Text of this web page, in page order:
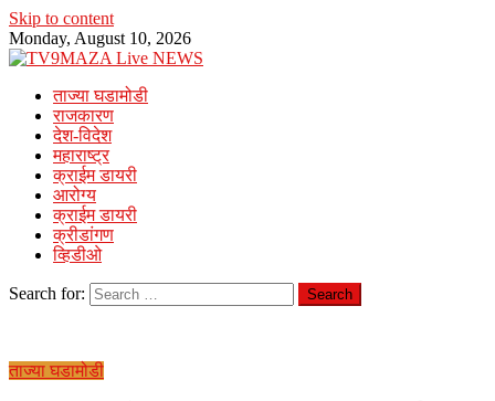
Skip to content
Monday, August 10, 2026
ताज्या घडामोडी
राजकारण
देश-विदेश
महाराष्ट्र
क्राईम डायरी
आरोग्य
क्राईम डायरी
क्रीडांगण
व्हिडीओ
Search for:
ताज्या घडामोडी